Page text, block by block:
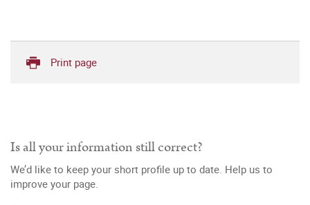
Print page
Is all your information still correct?
We’d like to keep your short profile up to date. Help us to
improve your page.